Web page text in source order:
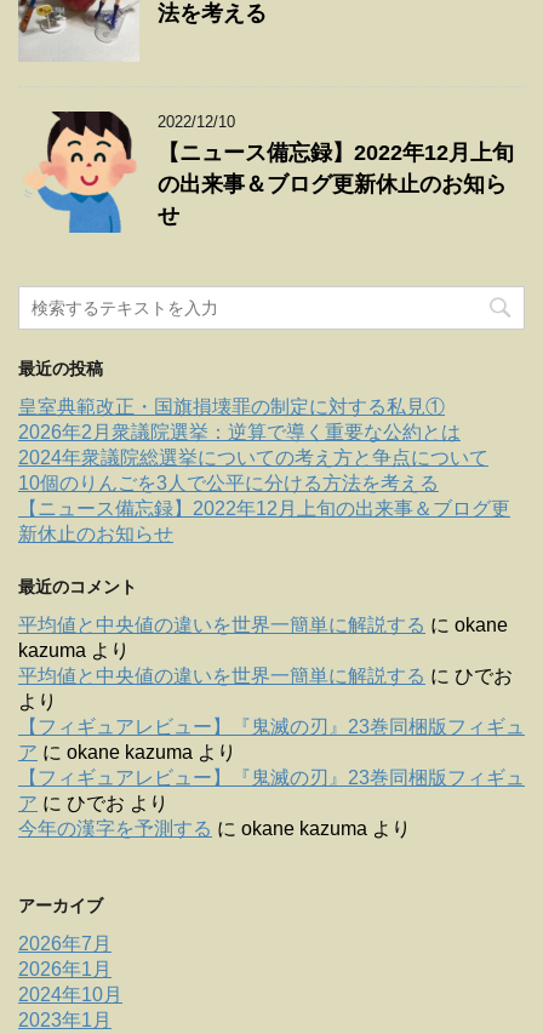
法を考える
2022/12/10
【ニュース備忘録】2022年12月上旬
の出来事＆ブログ更新休止のお知ら
せ
最近の投稿
皇室典範改正・国旗損壊罪の制定に対する私見①
2026年2月衆議院選挙：逆算で導く重要な公約とは
2024年衆議院総選挙についての考え方と争点について
10個のりんごを3人で公平に分ける方法を考える
【ニュース備忘録】2022年12月上旬の出来事＆ブログ更
新休止のお知らせ
最近のコメント
平均値と中央値の違いを世界一簡単に解説する に okane
kazuma より
平均値と中央値の違いを世界一簡単に解説する に ひでお
より
【フィギュアレビュー】『鬼滅の刃』23巻同梱版フィギュ
ア に okane kazuma より
【フィギュアレビュー】『鬼滅の刃』23巻同梱版フィギュ
ア に ひでお より
今年の漢字を予測する に okane kazuma より
アーカイブ
2026年7月
2026年1月
2024年10月
2023年1月